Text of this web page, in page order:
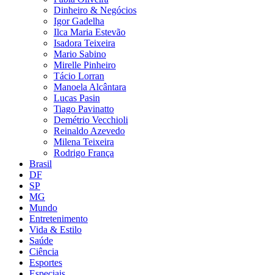
Dinheiro & Negócios
Igor Gadelha
Ilca Maria Estevão
Isadora Teixeira
Mario Sabino
Mirelle Pinheiro
Tácio Lorran
Manoela Alcântara
Lucas Pasin
Tiago Pavinatto
Demétrio Vecchioli
Reinaldo Azevedo
Milena Teixeira
Rodrigo França
Brasil
DF
SP
MG
Mundo
Entretenimento
Vida & Estilo
Saúde
Ciência
Esportes